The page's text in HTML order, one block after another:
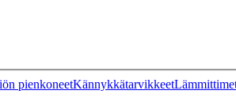
pienkoneetKännykkätarvikkeet